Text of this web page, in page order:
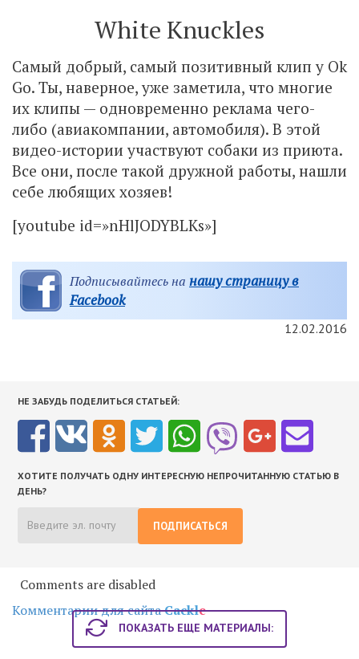
White Knuckles
Самый добрый, самый позитивный клип у Ok
Go. Ты, наверное, уже заметила, что многие
их клипы — одновременно реклама чего-
либо (авиакомпании, автомобиля). В этой
видео-истории участвуют собаки из приюта.
Все они, после такой дружной работы, нашли
себе любящих хозяев!
[youtube id=»nHlJODYBLKs»]
Подписывайтесь на нашу страницу в
Facebook
12.02.2016
НЕ ЗАБУДЬ ПОДЕЛИТЬСЯ СТАТЬЕЙ:
ХОТИТЕ ПОЛУЧАТЬ ОДНУ ИНТЕРЕСНУЮ НЕПРОЧИТАННУЮ СТАТЬЮ В
ДЕНЬ?
ПОДПИСАТЬСЯ
Comments are disabled
Комментарии для сайтаCackle
ПОКАЗАТЬ ЕЩЕ МАТЕРИАЛЫ: